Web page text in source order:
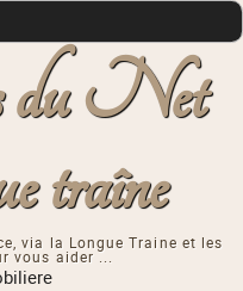
du Net
traîne
via la Longue Traine et les
vous aider ...